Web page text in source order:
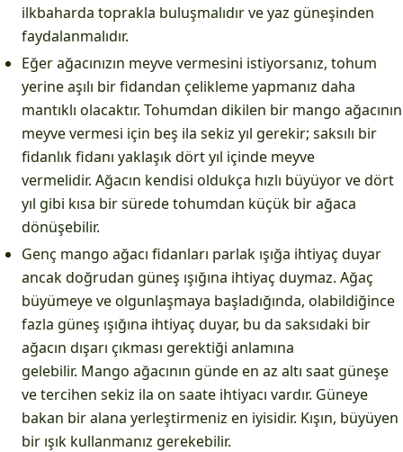
ilkbaharda toprakla buluşmalıdır ve yaz güneşinden
faydalanmalıdır.
Eğer ağacınızın meyve vermesini istiyorsanız, tohum
yerine aşılı bir fidandan çelikleme yapmanız daha
mantıklı olacaktır. Tohumdan dikilen bir mango ağacının
meyve vermesi için beş ila sekiz yıl gerekir; saksılı bir
fidanlık fidanı yaklaşık dört yıl içinde meyve
vermelidir. Ağacın kendisi oldukça hızlı büyüyor ve dört
yıl gibi kısa bir sürede tohumdan küçük bir ağaca
dönüşebilir.
Genç mango ağacı fidanları parlak ışığa ihtiyaç duyar
ancak doğrudan güneş ışığına ihtiyaç duymaz. Ağaç
büyümeye ve olgunlaşmaya başladığında, olabildiğince
fazla güneş ışığına ihtiyaç duyar, bu da saksıdaki bir
ağacın dışarı çıkması gerektiği anlamına
gelebilir. Mango ağacının günde en az altı saat güneşe
ve tercihen sekiz ila on saate ihtiyacı vardır. Güneye
bakan bir alana yerleştirmeniz en iyisidir. Kışın, büyüyen
bir ışık kullanmanız gerekebilir.